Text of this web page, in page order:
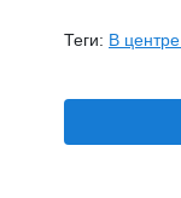
Теги: В